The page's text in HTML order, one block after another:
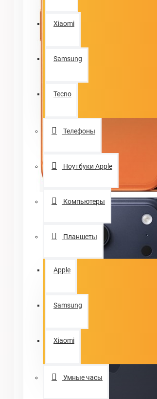
Xiaomi
Samsung
Tecno
Телефоны
Ноутбуки Apple
Компьютеры
Планшеты
Apple
Samsung
Xiaomi
Умные часы